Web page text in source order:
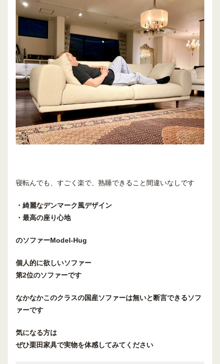
寝転んでも、すごく楽で、熟睡できること間違いなしです
・綺麗なデンマーク風デザイン
・最高の座り心地
のソファーModel-Hug
個人的に欲しいソファー
第2位のソファーです
なかなかこのクラスの国産ソファーは無いと 断言できるソフ
ァーです
気になる方は
ぜひ栗田家具で実物を体感してみてください